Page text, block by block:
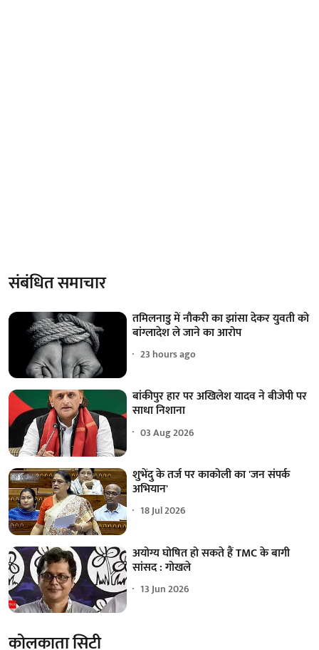
संबंधित समाचार
तमिलनाडु में नौकरी का झांसा देकर युवती को
बांग्लादेश ले जाने का आरोप
23 hours ago
बांकीपुर हार पर अखिलेश यादव ने बीजेपी पर
साधा निशाना
03 Aug 2026
शुभेंदु के तर्ज पर काकोली का 'जन संपर्क
अभियान'
18 Jul 2026
अयोग्य घोषित हो सकते हैं TMC के बागी
सांसद : गोखले
13 Jun 2026
कोलकाता सिटी